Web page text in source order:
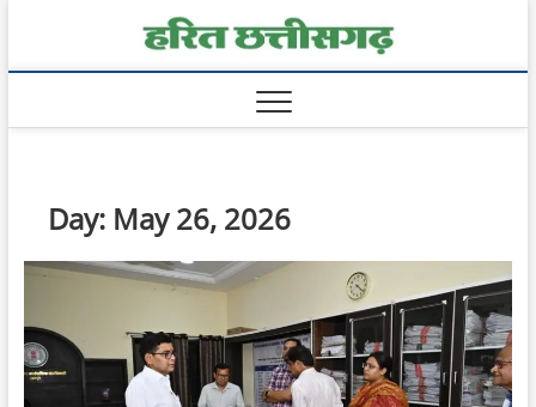
Day: May 26, 2026